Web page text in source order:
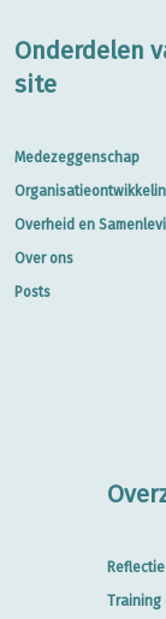
Onderdelen
site
Medezeggenschap
Overheid en
Over ons
Posts
Training